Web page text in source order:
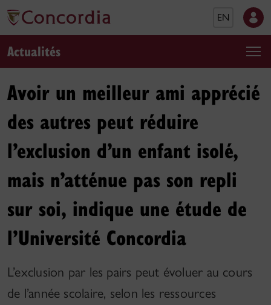
EN
Actualités
Avoir un meilleur ami apprécié
des autres peut réduire
l’exclusion d’un enfant isolé,
mais n’atténue pas son repli
sur soi, indique une étude de
l’Université Concordia
L’exclusion par les pairs peut évoluer au cours
de l’année scolaire, selon les ressources